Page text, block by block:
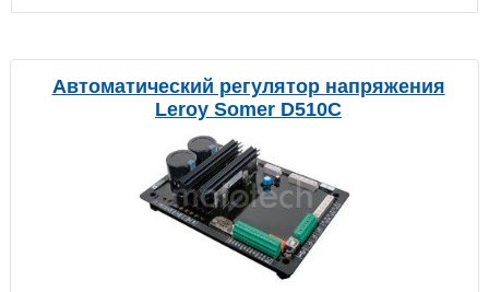
Автоматический регулятор напряжения
Leroy Somer D510C